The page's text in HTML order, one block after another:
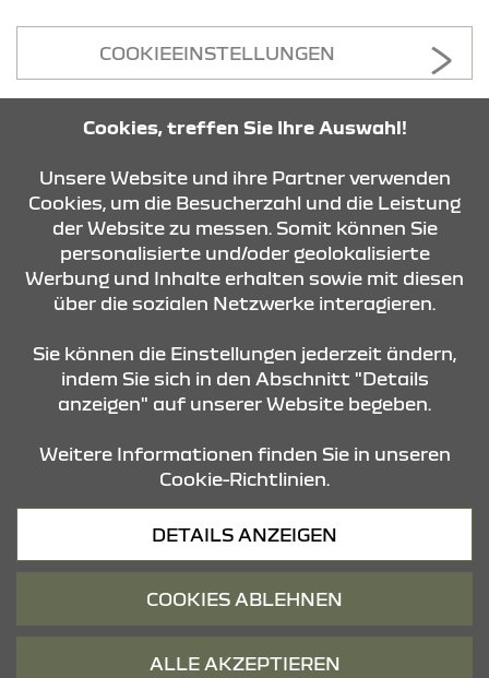
COOKIEEINSTELLUNGEN
KONTAKT & ANFAHRT
ÖFFNUNGSZEITEN
STANDORTE
Datenschutz
© 2026 Dacia
Cookies, treffen Sie Ihre Auswahl!
Unsere Website und ihre Partner verwenden
Cookies, um die Besucherzahl und die Leistung
der Website zu messen. Somit können Sie
personalisierte und/oder geolokalisierte
Werbung und Inhalte erhalten sowie mit diesen
über die sozialen Netzwerke interagieren.
Sie können die Einstellungen jederzeit ändern,
indem Sie sich in den Abschnitt "Details
anzeigen" auf unserer Website begeben.
Weitere Informationen finden Sie in unseren
Cookie-Richtlinien.
DETAILS ANZEIGEN
COOKIES ABLEHNEN
ALLE AKZEPTIEREN